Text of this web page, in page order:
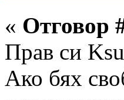
« Отговор
Прав си
Ако бях